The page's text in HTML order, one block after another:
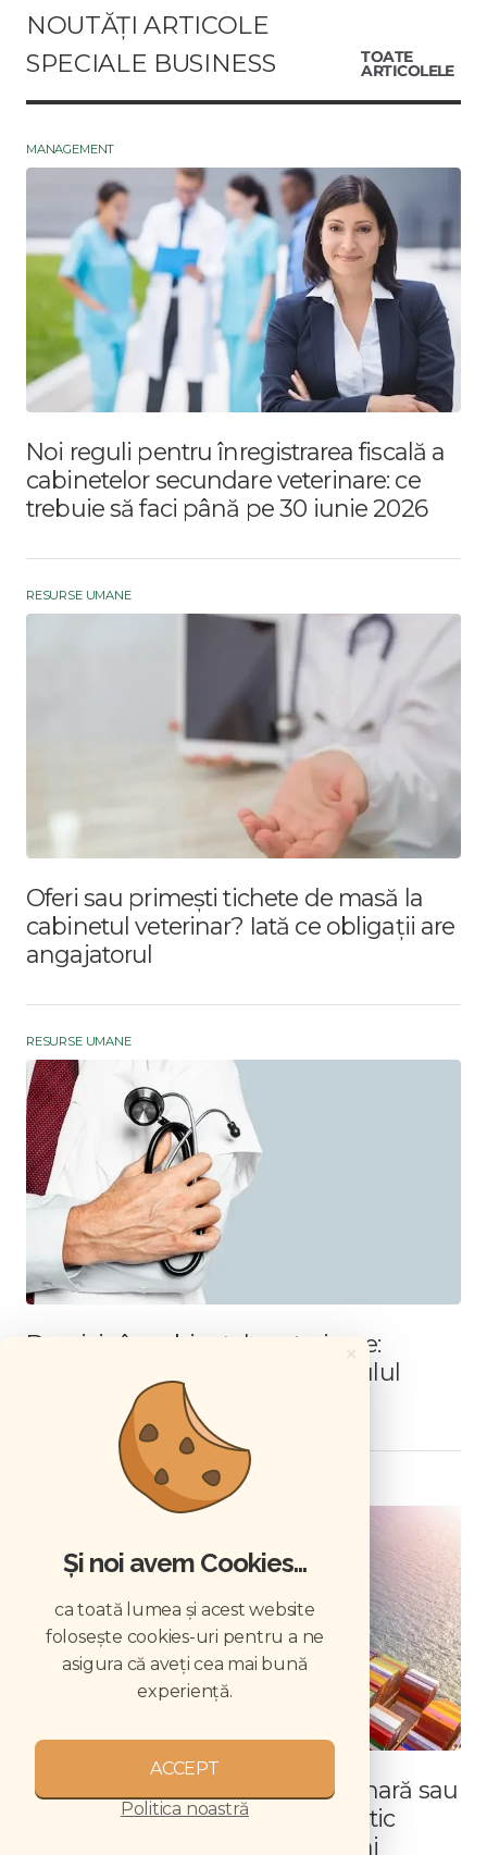
NOUTĂȚI ARTICOLE
SPECIALE BUSINESS
TOATE
ARTICOLELE
MANAGEMENT
Noi reguli pentru înregistrarea fiscală a
cabinetelor secundare veterinare: ce
trebuie să faci până pe 30 iunie 2026
RESURSE UMANE
Oferi sau primești tichete de masă la
cabinetul veterinar? Iată ce obligații are
angajatorul
RESURSE UMANE
Demisia în cabinetele veterinare:
obligațiile angajatorului și calculul
corect al preavizului
Cum importați aparatură veterinară sau
produse din afara UE: ghid practic
pentru medicii veterinari români
×
Și noi avem Cookies...
ca toată lumea și acest website
folosește cookies-uri pentru a ne
asigura că aveți cea mai bună
experiență.
ACCEPT
Politica noastră